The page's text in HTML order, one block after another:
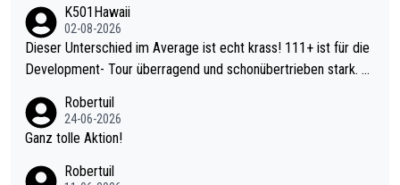
K501Hawaii
02-08-2026
Dieser Unterschied im Average ist echt krass! 111+ ist für die
Development- Tour überragend und schonübertrieben stark. U
mal 40+ erst recht. Da gewinnst keinen Blumentopf - ist ja noc
h krasser wie ein Pokalspiel eines Kreisligisten vs einem Bund
Robertuil
24-06-2026
Ganz tolle Aktion!
Robertuil